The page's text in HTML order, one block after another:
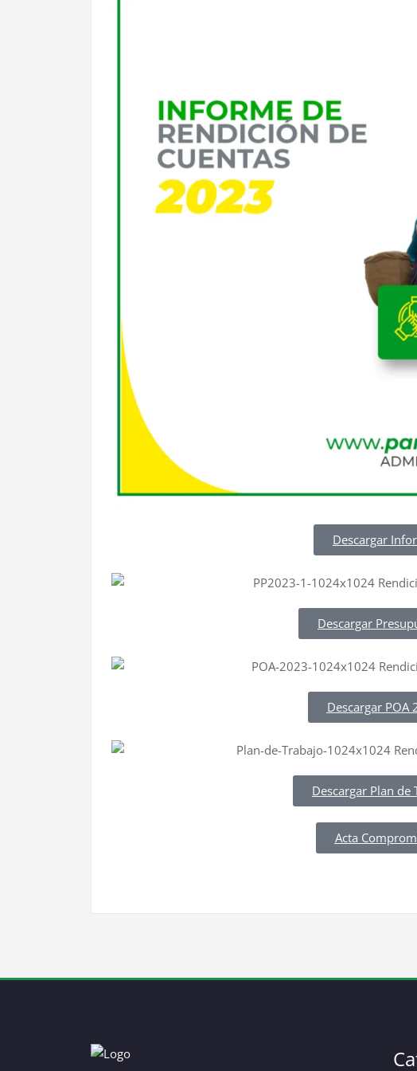
Descargar
Descargar
Descargar POA
Descargar Plan de
Acta